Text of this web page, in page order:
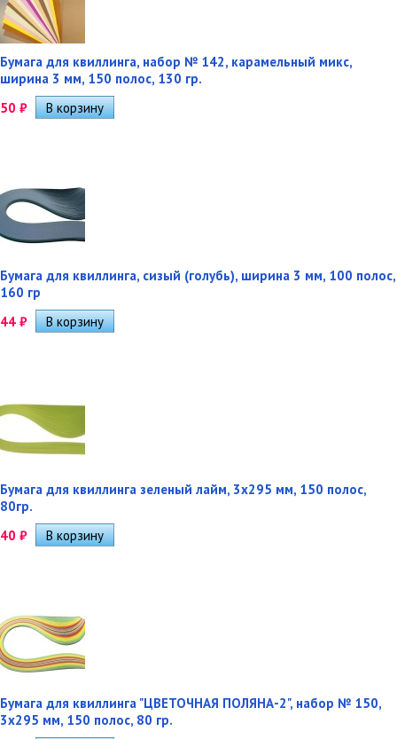
Бумага для квиллинга, набор № 142, карамельный микс,
ширина 3 мм, 150 полос, 130 гр.
50 ₽
Бумага для квиллинга, сизый (голубь), ширина 3 мм, 100 полос,
160 гр
44 ₽
Бумага для квиллинга зеленый лайм, 3х295 мм, 150 полос,
80гр.
40 ₽
Бумага для квиллинга "ЦВЕТОЧНАЯ ПОЛЯНА-2", набор № 150,
3х295 мм, 150 полос, 80 гр.